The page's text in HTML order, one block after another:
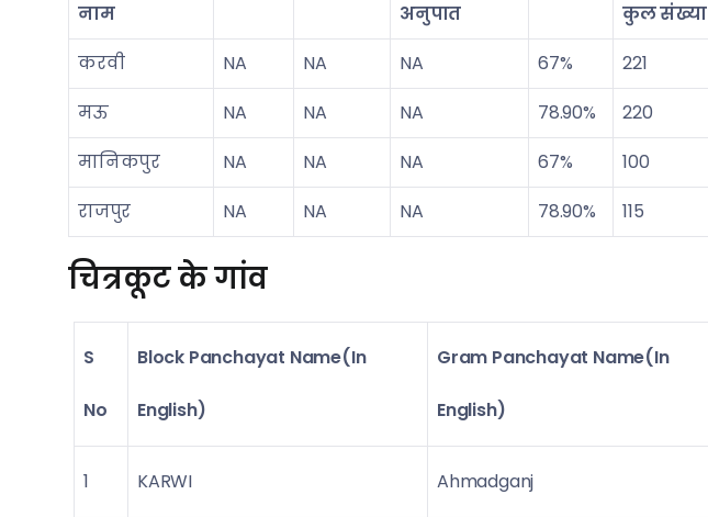
नाम
अनुपात
कुल संख्या
करवी
NA NA NA 67%
221
मऊ
NA NA NA 78.90%
220
मानिकपुर
NA NA NA 67%
100
राजपुर
NA NA NA 78.90% 115
चित्रकूट के गांव
S
No
Block Panchayat Name(In
English)
Gram Panchayat Name(In
English)
1 KARWI Ahmadganj